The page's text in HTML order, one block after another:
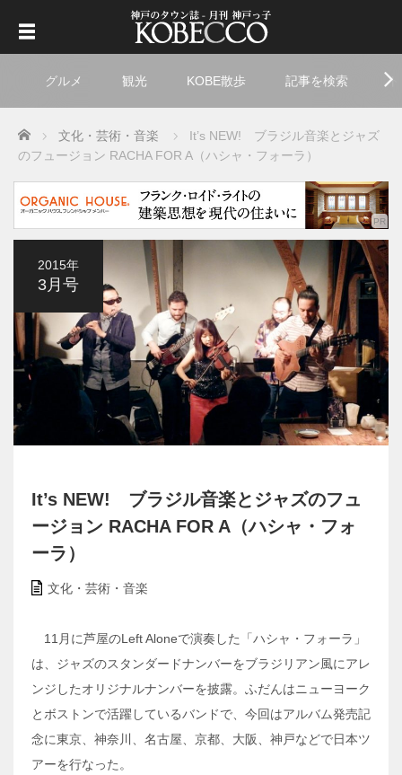
グルメ 観光 KOBE散歩 記事を検索
Home 文化・芸術・音楽
It’s NEW! ブラジル音楽とジャズ
のフュージョン RACHA FOR A（ハシャ・フォーラ）
2015年
3月号
It’s NEW! ブラジル音楽とジャズのフュ
ージョン RACHA FOR A（ハシャ・フォ
ーラ）
文化・芸術・音楽
11月に芦屋のLeft Aloneで演奏した「ハシャ・フォーラ」
は、ジャズのスタンダードナンバーをブラジリアン風にアレ
ンジしたオリジナルナンバーを披露。ふだんはニューヨーク
とボストンで活躍しているバンドで、今回はアルバム発売記
念に東京、神奈川、名古屋、京都、大阪、神戸などで日本ツ
アーを行なった。